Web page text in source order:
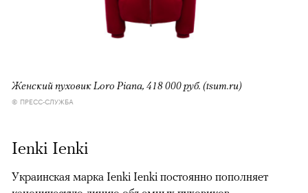
Женский пуховик Loro Piana, 418 000 руб. (tsum.ru)
© ПРЕСС-СЛУЖБА
Ienki Ienki
Украинская марка Ienki Ienki постоянно пополняет